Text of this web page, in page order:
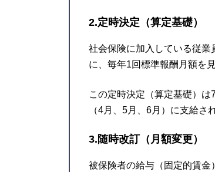
2.定時決定（算定基礎）
社会保険に加入している従業
に、毎年1回標準報酬月額を
この定時決定（算定基礎）
（4月、5月、6月）に支給さ
3.随時改訂（月額変更）
被保険者の給与（固定的賃